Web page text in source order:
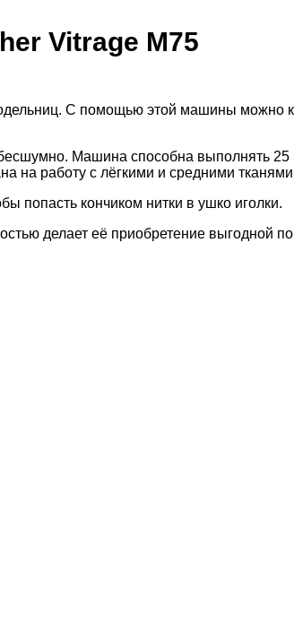
Vitrage M75
С помощью этой машины можно
Машина способна выполнять
на работу с лёгкими и средними
попасть кончиком нитки в ушко иголки.
делает её приобретение выгодной